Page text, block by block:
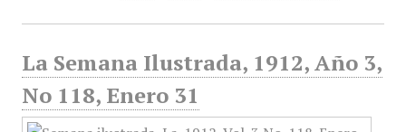
La Semana Ilustrada, 1912, Año 3,
No 118, Enero 31